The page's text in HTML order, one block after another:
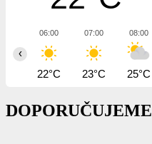
06:00
22°C
07:00
23°C
08:00
25°C
‹
DOPORUČUJEME